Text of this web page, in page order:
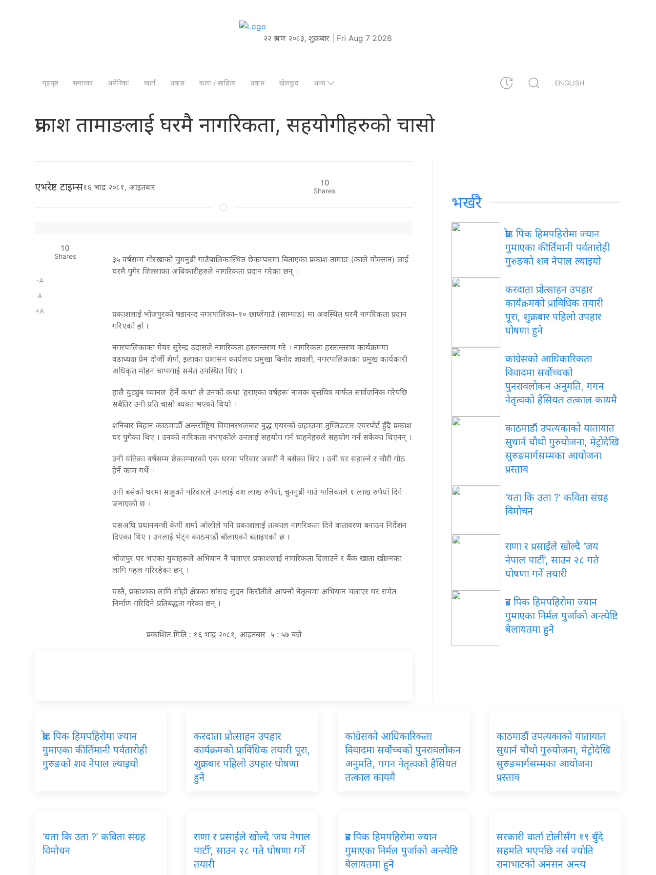
२२ श्रावण २०८३, शुक्रबार | Fri Aug 7 2026
गृहपृष्ठ समाचार अमेरिका वार्ता प्रवास कला / साहित्य प्रवास खेलकुद अन्य ENGLISH
प्रकाश तामाङलाई घरमै नागरिकता, सहयोगीहरुको चासो
एभरेष्ट टाइम्स१६ भाद्र २०८१, आइतबार 10
Shares
10
Shares
-A
A
+A
३५ वर्षसम्म गोरखाको चुमनुब्री गाउँपालिकास्थित छेकम्पारमा बिताएका प्रकाश तामाङ (काले मोक्तान) लाई
घरमै पुगेर जिल्लाका अधिकारीहरुले नागरिकता प्रदान गरेका छन् ।
प्रकाशलाई भोजपुरको षडानन्द नगरपालिका–१० छाप्लेगाउँ (साम्पाङ) मा अवस्थित घरमै नागरिकता प्रदान
गरिएको हो ।
नगरपालिकाका मेयर सुरेन्द्र उदासले नागरिकता हस्तान्तरण गरे । नागरिकता हस्तान्तरण कार्यक्रममा
वडाध्यक्ष प्रेम दोर्जी शेर्पा, इलाका प्रशासन कार्यलय प्रमुखा बिनोद ज्ञावली, नगरपालिकाका प्रमुख कार्यकारी
अधिकृत मोहन चापागाईं समेत उपस्थित थिए ।
हालै युट्युब च्यानल ‘हेर्ने कथा’ ले उनको कथा ‘हराएका वर्षहरू’ नामक बृत्तचित्र मार्फत सार्वजनिक गरेपछि
सबैतिर उनी प्रति चासो ब्यक्त भएको थियो ।
शनिबार बिहान काठमाडौँ अन्तर्राष्ट्रिय विमानस्थलबाट बुद्ध एयरको जहाजमा तुम्लिङटार एयरपोर्ट हुँदै प्रकाश
घर पुगेका थिए । उनको नारिकता नभएकोले उनलाई सहयोग गर्न चाहनेहरुले सहयोग गर्न सकेका थिएनन् ।
उनी यतिका वर्षसम्म छेकाम्पारको एक घरमा परिवार जसरी नै बसेका थिए । उनी घर संहाल्ने र चौरी गोठ
हेर्ने काम गर्थे ।
उनी बसेको घरमा साहुको परिवारले उनलाई दश लाख रुपैयाँ, चुननुब्री गाउँ पालिकाले १ लाख रुपैयाँ दिने
जनाएको छ ।
यसअघि प्रधानमन्त्री केपी शर्मा ओलीले पनि प्रकाशलाई तत्काल नागरिकता दिने वातावरण बनाउन निर्देशन
दिएका थिए । उनलाई भेट्न काठमाडौं बोलाएको बताइएको छ ।
भोजपुर घर भएका युवाहरूले अभियान नै चलाएर प्रकाशलाई नागरिकता दिलाउने र बैंक खाता खोल्नका
लागि पहल गरिरहेका छन् ।
यस्तै, प्रकाशका लागि सोही क्षेत्रका सांसद सुदन किराँतीले आफ्नो नेतृत्वमा अभियान चलाएर घर समेत
निर्माण गरिदिने प्रतिबद्धता गरेका छन् ।
प्रकाशित मिति : १६ भाद्र २०८१, आइतबार ५ : ५७ बजे
भर्खरै
ब्रोड पिक हिमपहिरोमा ज्यान
गुमाएका कीर्तिमानी पर्वतारोही
गुरुङको शव नेपाल ल्याइयो
करदाता प्रोत्साहन उपहार
कार्यक्रमको प्राविधिक तयारी
पूरा, शुक्रबार पहिलो उपहार
घोषणा हुने
कांग्रेसको आधिकारिकता
विवादमा सर्वोच्चको
पुनरावलोकन अनुमति, गगन
नेतृत्वको हैसियत तत्काल कायमै
काठमाडौं उपत्यकाको यातायात
सुधार्न चौथो गुरुयोजना, मेट्रोदेखि
सुरुङमार्गसम्मका आयोजना
प्रस्ताव
‘यता कि उता ?’ कविता संग्रह
विमोचन
राणा र प्रसाईंले खोल्दै ‘जय
नेपाल पार्टी’, साउन २८ गते
घोषणा गर्ने तयारी
ब्रड पिक हिमपहिरोमा ज्यान
गुमाएका निर्मल पुर्जाको अन्त्येष्टि
बेलायतमा हुने
ब्रोड पिक हिमपहिरोमा ज्यान
गुमाएका कीर्तिमानी पर्वतारोही
गुरुङको शव नेपाल ल्याइयो
करदाता प्रोत्साहन उपहार
कार्यक्रमको प्राविधिक तयारी पूरा,
शुक्रबार पहिलो उपहार घोषणा
हुने
कांग्रेसको आधिकारिकता
विवादमा सर्वोच्चको पुनरावलोकन
अनुमति, गगन नेतृत्वको हैसियत
तत्काल कायमै
काठमाडौं उपत्यकाको यातायात
सुधार्न चौथो गुरुयोजना, मेट्रोदेखि
सुरुङमार्गसम्मका आयोजना
प्रस्ताव
‘यता कि उता ?’ कविता संग्रह
विमोचन
राणा र प्रसाईंले खोल्दै ‘जय नेपाल
पार्टी’, साउन २८ गते घोषणा गर्ने
तयारी
ब्रड पिक हिमपहिरोमा ज्यान
गुमाएका निर्मल पुर्जाको अन्त्येष्टि
बेलायतमा हुने
सरकारी वार्ता टोलीसँग १९ बुँदे
सहमति भएपछि नर्स ज्योति
रानाभाटको अनसन अन्त्य